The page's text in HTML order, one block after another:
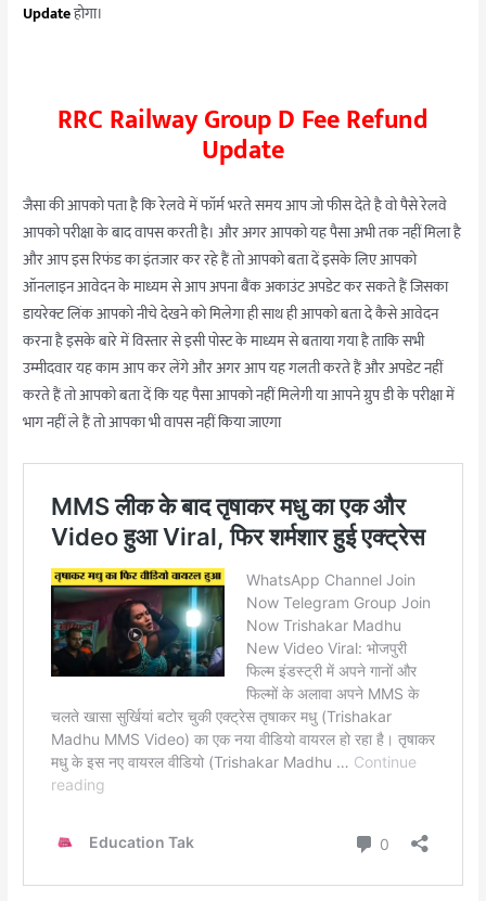
Updateहोगा।
RRC Railway Group D Fee Refund
Update
जैसा की आपको पता है कि रेलवे में फॉर्म भरते समय आप जो फीस देते है वो पैसे रेलवे
आपको परीक्षा के बाद वापस करती है। और अगर आपको यह पैसा अभी तक नहीं मिला है
और आप इस रिफंड का इंतजार कर रहे हैं तो आपको बता दें इसके लिए आपको
ऑनलाइन आवेदन के माध्यम से आप अपना बैंक अकाउंट अपडेट कर सकते हैं जिसका
डायरेक्ट लिंक आपको नीचे देखने को मिलेगा ही साथ ही आपको बता दे कैसे आवेदन
करना है इसके बारे में विस्तार से इसी पोस्ट के माध्यम से बताया गया है ताकि सभी
उम्मीदवार यह काम आप कर लेंगे और अगर आप यह गलती करते हैं और अपडेट नहीं
करते हैं तो आपको बता दें कि यह पैसा आपको नहीं मिलेगी या आपने ग्रुप डी के परीक्षा में
भाग नहीं ले हैं तो आपका भी वापस नहीं किया जाएगा